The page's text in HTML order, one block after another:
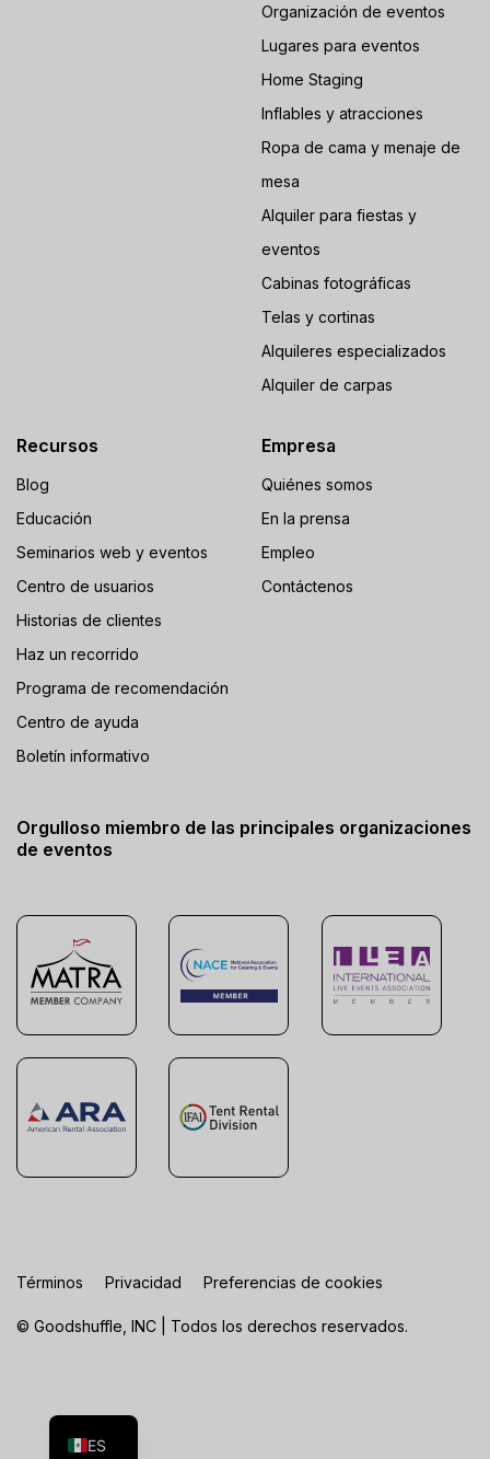
Organización de eventos
Lugares para eventos
Home Staging
Inflables y atracciones
Ropa de cama y menaje de
mesa
Alquiler para fiestas y
eventos
Cabinas fotográficas
Telas y cortinas
Alquileres especializados
Alquiler de carpas
Recursos
Blog
Educación
Seminarios web y eventos
Centro de usuarios
Historias de clientes
Haz un recorrido
Programa de recomendación
Centro de ayuda
Boletín informativo
Empresa
Quiénes somos
En la prensa
Empleo
Contáctenos
Orgulloso miembro de las principales organizaciones
de eventos
© Goodshuffle, INC | Todos los derechos reservados.
Términos Privacidad Preferencias de cookies
ES